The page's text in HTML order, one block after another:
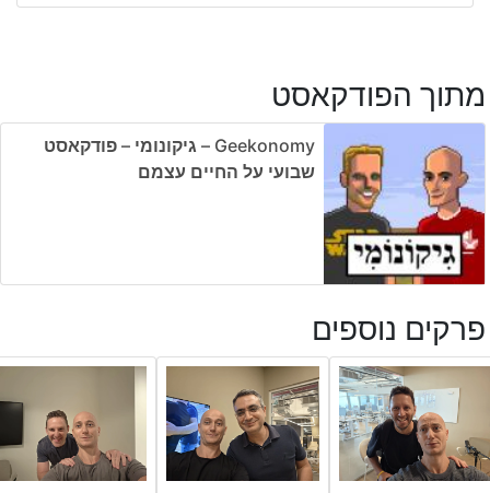
מתוך הפודקאסט
Geekonomy – גיקונומי – פודקאסט
שבועי על החיים עצמם
פרקים נוספים